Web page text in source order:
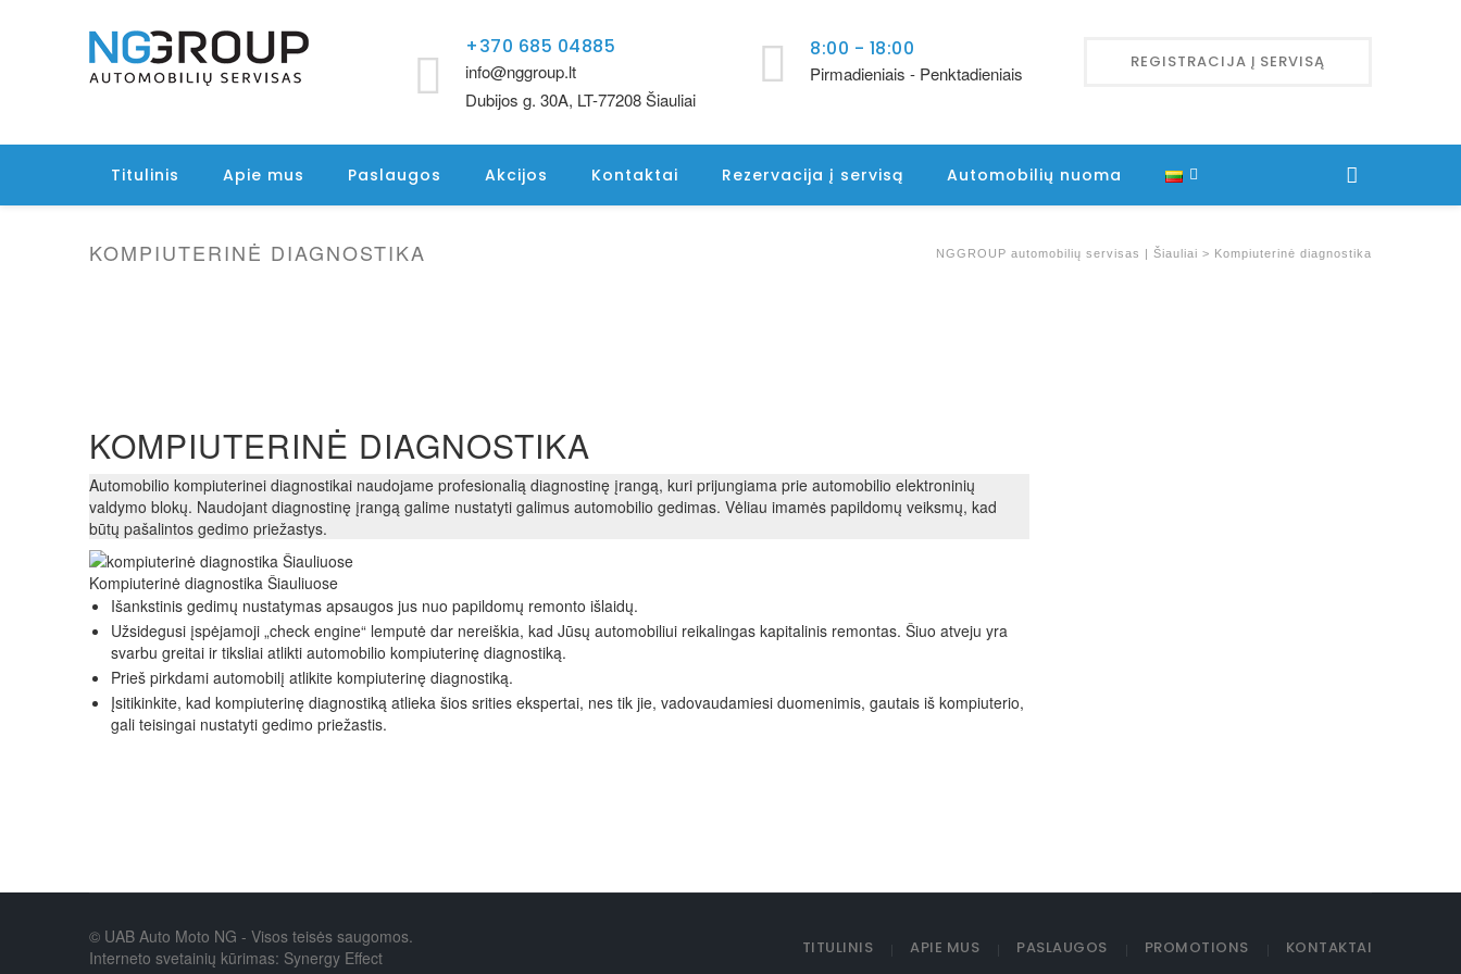
REGISTRACIJA Į SERVISĄ
+370 685 04885
info@nggroup.lt
Dubijos g. 30A, LT-77208 Šiauliai
8:00 - 18:00
Pirmadieniais - Penktadieniais
Titulinis Apie mus Paslaugos Akcijos Kontaktai Rezervacija į servisą Automobilių nuoma
KOMPIUTERINĖ DIAGNOSTIKA NGGROUP automobilių servisas | Šiauliai > Kompiuterinė diagnostika
KOMPIUTERINĖ DIAGNOSTIKA
Automobilio kompiuterinei diagnostikai naudojame profesionalią diagnostinę įrangą, kuri prijungiama prie automobilio elektroninių
valdymo blokų. Naudojant diagnostinę įrangą galime nustatyti galimus automobilio gedimas. Vėliau imamės papildomų veiksmų, kad
būtų pašalintos gedimo priežastys.
Kompiuterinė diagnostika Šiauliuose
Išankstinis gedimų nustatymas apsaugos jus nuo papildomų remonto išlaidų.
Užsidegusi įspėjamoji „check engine“ lemputė dar nereiškia, kad Jūsų automobiliui reikalingas kapitalinis remontas. Šiuo atveju yra
svarbu greitai ir tiksliai atlikti automobilio kompiuterinę diagnostiką.
Prieš pirkdami automobilį atlikite kompiuterinę diagnostiką.
Įsitikinkite, kad kompiuterinę diagnostiką atlieka šios srities ekspertai, nes tik jie, vadovaudamiesi duomenimis, gautais iš kompiuterio,
gali teisingai nustatyti gedimo priežastis.
© UAB Auto Moto NG - Visos teisės saugomos.
Interneto svetainių kūrimas: Synergy Effect
TITULINIS APIE MUS PASLAUGOS PROMOTIONS KONTAKTAI